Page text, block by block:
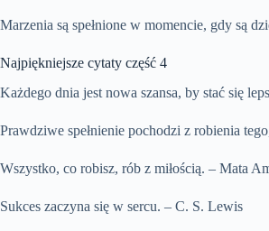
Marzenia są spełnione w momencie, gdy są
Najpiękniejsze cytaty część 4
Każdego dnia jest nowa szansa, by stać się
Prawdziwe spełnienie pochodzi z robienia
Wszystko, co robisz, rób z miłością. – Mata
Sukces zaczyna się w sercu. – C. S. Lewis